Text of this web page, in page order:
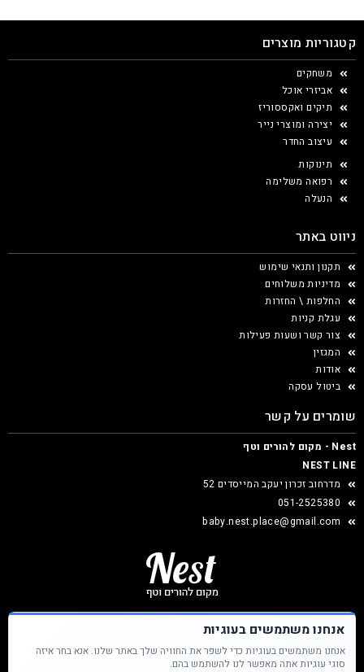
קטגוריות מוצרים
משחקים
אביזרי אוכל
תיקים ואקססוריז
יצירה ומוצרי נייר
עיצוב החדר
תינוקות
רפואה משלימה
הנעלה
ניווט באתר
תקנון ותנאי שימוש
מדיניות משלוחים
החלפות \ החזרות
עגלת קניות
צור קשר ושעות פעילות
המגזין
אודות
ביטול עסקה
שומרים על קשר
Nest - מקום להורים וטף
NEST LINE
מדרחוב זכרון יעקב המייסדים 52
051-2525380
baby.nest.place@gmail.com
Nest &copy כל הזכויות שמורות
אנחנו משתמשים בעוגיות
אנחנו משתמשים בעוגיות כדי לשפר את החוויה שלך באתר שלנו. אנא בחר איזה
סוגי עוגיות אתה מאפשר לנו להשתמש בהם.